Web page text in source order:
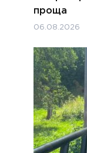
проща
06.08.2026